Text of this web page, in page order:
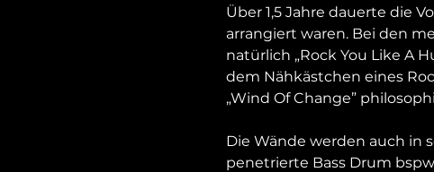
Über 1,5 Jahre dauerte die
arrangiert waren. Bei den
natürlich „Rock You Like A
dem Nähkästchen eines
„Wind Of Change”
Die Wände werden auch in
penetrierte Bass Drum